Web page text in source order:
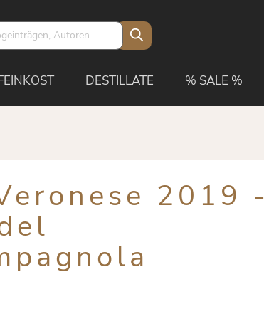
DESTILLATE % SALE %
2019 -